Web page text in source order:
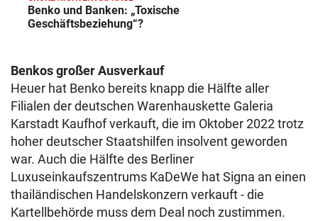
Benko und Banken: „Toxische
Geschäftsbeziehung“?
Benkos großer Ausverkauf
Heuer hat Benko bereits knapp die Hälfte aller
Filialen der deutschen Warenhauskette Galeria
Karstadt Kaufhof verkauft, die im Oktober 2022 trotz
hoher deutscher Staatshilfen insolvent geworden
war. Auch die Hälfte des Berliner
Luxuseinkaufszentrums KaDeWe hat Signa an einen
thailändischen Handelskonzern verkauft - die
Kartellbehörde muss dem Deal noch zustimmen.